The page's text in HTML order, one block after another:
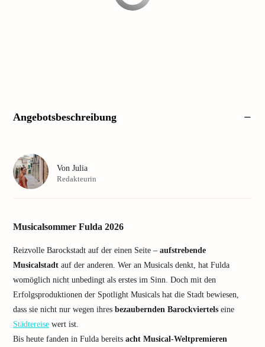
Angebotsbeschreibung
Musicalsommer Fulda 2026
Reizvolle Barockstadt auf der einen Seite – aufstrebende
Musicalstadt auf der anderen. Wer an Musicals denkt, hat Fulda
womöglich nicht unbedingt als erstes im Sinn. Doch mit den
Erfolgsproduktionen der Spotlight Musicals hat die Stadt bewiesen,
dass sie nicht nur wegen ihres bezaubernden Barockviertels eine
Städtereise wert ist.
Bis heute fanden in Fulda bereits acht Musical-Weltpremieren
Von Julia
Redakteurin